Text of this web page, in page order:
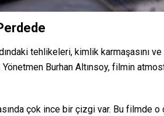
tehlikeleri, kimlik karmaşasını
Yönetmen Burhan Altınsoy, filmin
çok ince bir çizgi var. Bu filmde